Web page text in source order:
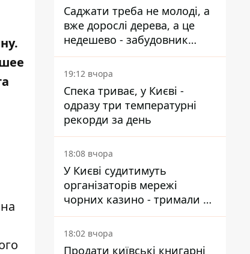
Саджати треба не молоді, а
вже дорослі дерева, а це
недешево - забудовник
Ніконов
19:12 вчора
Спека триває, у Києві -
одразу три температурні
рекорди за день
18:08 вчора
У Києві судитимуть
організаторів мережі
чорних казино - тримали 39
закладів
18:02 вчора
Продати київські книгарні